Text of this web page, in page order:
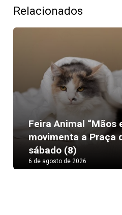
Relacionados
Feira Animal “Mãos
movimenta a Praça
sábado (8)
6 de agosto de 2026